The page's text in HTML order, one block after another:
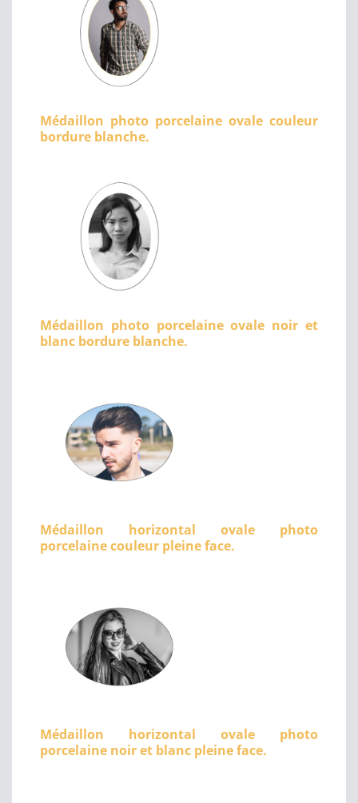
Médaillon photo porcelaine ovale couleur
bordure blanche.
Médaillon photo porcelaine ovale noir et
blanc bordure blanche.
Médaillon horizontal ovale photo
porcelaine couleur pleine face.
Médaillon horizontal ovale photo
porcelaine noir et blanc pleine face.